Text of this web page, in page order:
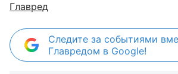
Главред
Следите за событиями
Главредом в Google!